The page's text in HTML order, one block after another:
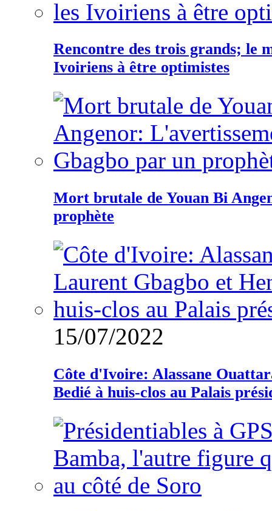
Rencontre des trois grands; le
Ivoiriens à être optimistes
Mort brutale de Youan Bi
prophète
15/07/2022
Côte d'Ivoire: Alassane
Bedié à huis-clos au Palais